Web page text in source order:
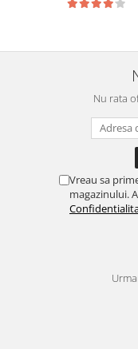
Nu rata
Vreau sa
magazinului.